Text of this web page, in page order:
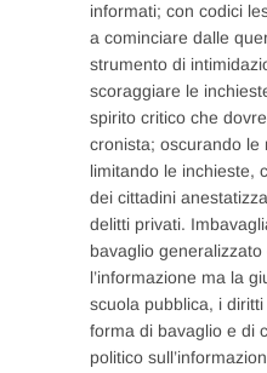
informati; con codici
a cominciare dalle
strumento di
scoraggiare le
spirito critico che
cronista; oscurando le
limitando le inchieste,
dei cittadini
delitti privati.
bavaglio
l’informazione ma la
scuola pubblica, i
forma di bavaglio e di
politico